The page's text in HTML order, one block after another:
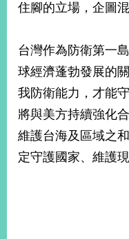
住腳的立場，企圖
台灣作為防衛第一
球經濟蓬勃發展的
我防衛能力，才能
將與美方持續強化
維護台海及區域之
定守護國家、維護